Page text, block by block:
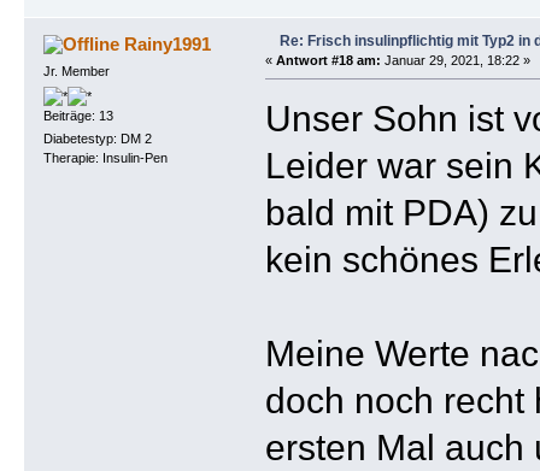
Rainy1991
Jr. Member
Beiträge: 13
Diabetestyp: DM 2
Therapie: Insulin-Pen
Re: Frisch insulinpflichtig mit Typ2 in
« Antwort #18 am: Januar 29, 2021, 18:22 »
Unser Sohn ist
Leider war sein
bald mit PDA)
kein schönes
Meine Werte
doch noch recht
ersten Mal auch